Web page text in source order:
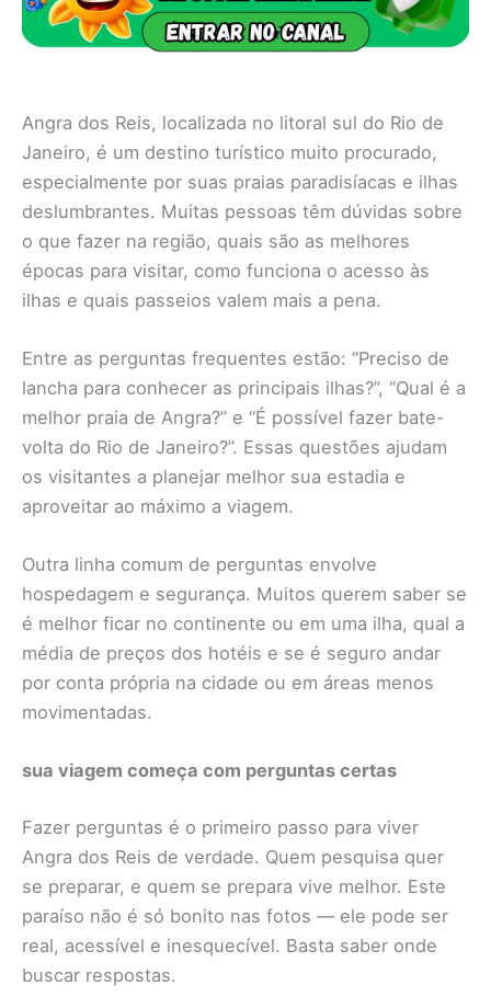
Angra dos Reis, localizada no litoral sul do Rio de
Janeiro, é um destino turístico muito procurado,
especialmente por suas praias paradisíacas e ilhas
deslumbrantes. Muitas pessoas têm dúvidas sobre
o que fazer na região, quais são as melhores
épocas para visitar, como funciona o acesso às
ilhas e quais passeios valem mais a pena.
Entre as perguntas frequentes estão: “Preciso de
lancha para conhecer as principais ilhas?”, “Qual é a
melhor praia de Angra?” e “É possível fazer bate-
volta do Rio de Janeiro?”. Essas questões ajudam
os visitantes a planejar melhor sua estadia e
aproveitar ao máximo a viagem.
Outra linha comum de perguntas envolve
hospedagem e segurança. Muitos querem saber se
é melhor ficar no continente ou em uma ilha, qual a
média de preços dos hotéis e se é seguro andar
por conta própria na cidade ou em áreas menos
movimentadas.
sua viagem começa com perguntas certas
Fazer perguntas é o primeiro passo para viver
Angra dos Reis de verdade. Quem pesquisa quer
se preparar, e quem se prepara vive melhor. Este
paraíso não é só bonito nas fotos — ele pode ser
real, acessível e inesquecível. Basta saber onde
buscar respostas.